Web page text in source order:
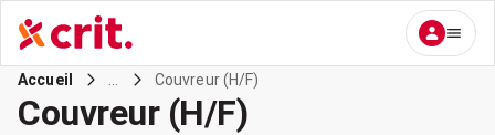
Accueil Couvreur (H/F)
Couvreur (H/F)